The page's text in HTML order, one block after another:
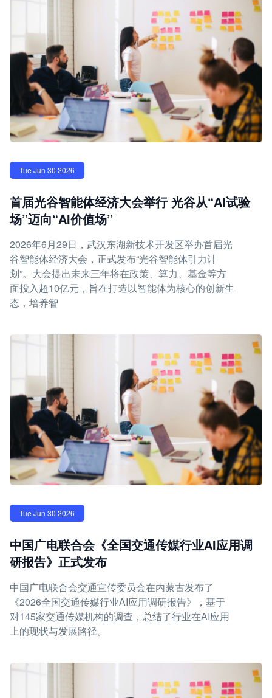
Tue Jun 30 2026
首届光谷智能体经济大会举行 光谷从“AI试验
场”迈向“AI价值场”
2026年6月29日，武汉东湖新技术开发区举办首届光
谷智能体经济大会，正式发布“光谷智能体引力计
划”。大会提出未来三年将在政策、算力、基金等方
面投入超10亿元，旨在打造以智能体为核心的创新生
态，培养智
Tue Jun 30 2026
中国广电联合会《全国交通传媒行业AI应用调
研报告》正式发布
中国广电联合会交通宣传委员会在内蒙古发布了
《2026全国交通传媒行业AI应用调研报告》，基于
对145家交通传媒机构的调查，总结了行业在AI应用
上的现状与发展路径。